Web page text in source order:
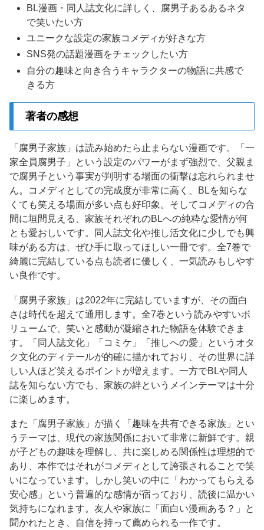
BL漫画・同人誌文化に詳しく、腐男子あるあるネタ
で笑いたい方
ユニークな設定の家族コメディが好きな方
SNS発の話題漫画をチェックしたい方
自分の趣味と向き合うキャラクターの物語に共感で
きる方
著者の感想
「腐男子家族」は読み始めたら止まらない漫画です。「一
家全員腐男子」という設定のパワーがまず強烈で、父親ま
で腐男子という事実が判明する場面の衝撃は忘れられませ
ん。コメディとしての完成度が非常に高く、BLを知らな
くても笑える場面が多い点も好印象。そしてコメディの合
間に垣間見える、家族それぞれのBLへの純粋な愛情が何
とも愛おしいです。同人誌文化や推し活文化に少しでも興
味がある方は、ぜひ手に取ってほしい一冊です。全7巻で
綺麗に完結している点も読者に優しく、一気読みもしやす
い良作です。
「腐男子家族」は2022年に完結していますが、その面白
さは時代を超えて通用します。全7巻という読みやすいボ
リュームで、笑いと感動が凝縮された物語を体験できま
す。「同人誌文化」「コミケ」「推しへの愛」というオタ
ク文化のディテールが的確に描かれており、その世界に詳
しい人ほど笑えるポイントが増えます。一方でBLや同人
誌を知らない方でも、家族の絆というメインテーマは十分
に楽しめます。
また「腐男子家族」が描く「趣味を共有できる家族」とい
うテーマは、現代の家族関係において非常に新鮮です。親
が子どもの趣味を理解し、共に楽しめる関係性は理想的で
あり、本作ではそれがコメディとして誇張されることで笑
いになっています。しかし笑いの中に「わかってもらえる
安心感」という普遍的な感情が宿っており、読後に温かい
気持ちになれます。友人や家族に「面白い漫画ある？」と
聞かれたとき、自信を持って薦められる一作です。